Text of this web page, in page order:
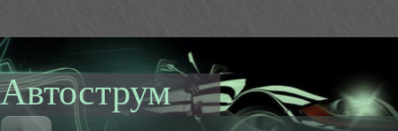
Автострум